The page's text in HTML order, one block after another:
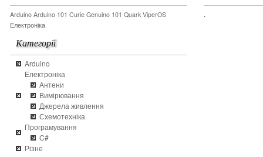
Arduino Arduino 101 Curie Genuino 101 Quark ViperOS
Електроніка
Категорії
Arduino
Електроніка
Антени
Вимірювання
Джерела живлення
Схемотехніка
Програмування
C#
Різне
.